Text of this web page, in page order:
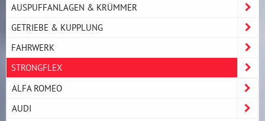
AUSPUFFANLAGEN & KRÜMMER
GETRIEBE & KUPPLUNG
FAHRWERK
STRONGFLEX
ALFA ROMEO
AUDI